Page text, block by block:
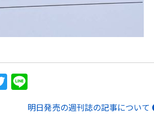
T
n
e
明日発売の週刊誌の記事について